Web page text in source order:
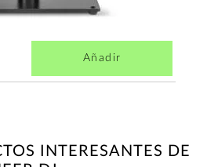
Añadir
INTERESANTES DE